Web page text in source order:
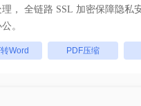
版不乱码。支持一键批量处理， 全链路 SSL
。
Word PDF压缩